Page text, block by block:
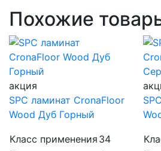
Похожие
акция
SPC ламинат CronaFloor
Wood Дуб Горный
Класс применения 34